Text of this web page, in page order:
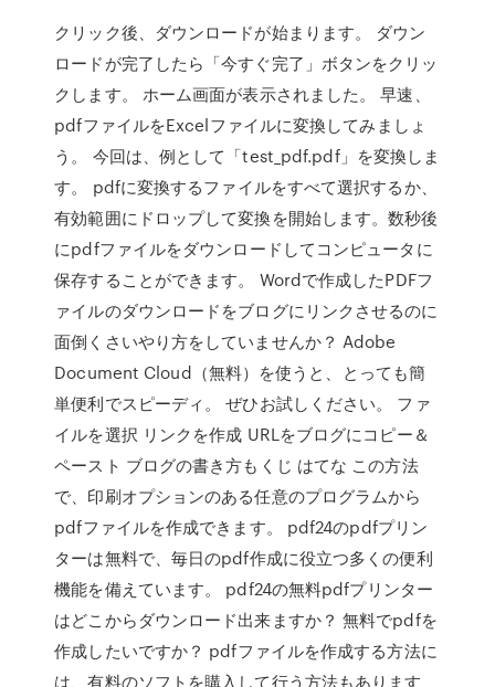
クリック後、ダウンロードが始まります。 ダウン
ロードが完了したら「今すぐ完了」ボタンをクリッ
クします。 ホーム画面が表示されました。 早速、
pdfファイルをExcelファイルに変換してみましょ
う。 今回は、例として「test_pdf.pdf」を変換しま
す。 pdfに変換するファイルをすべて選択するか、
有効範囲にドロップして変換を開始します。数秒後
にpdfファイルをダウンロードしてコンピュータに
保存することができます。 Wordで作成したPDFフ
ァイルのダウンロードをブログにリンクさせるのに
面倒くさいやり方をしていませんか？ Adobe
Document Cloud（無料）を使うと、とっても簡
単便利でスピーディ。 ぜひお試しください。 ファ
イルを選択 リンクを作成 URLをブログにコピー＆
ペースト ブログの書き方もくじ はてな この方法
で、印刷オプションのある任意のプログラムから
pdfファイルを作成できます。 pdf24のpdfプリン
ターは無料で、毎日のpdf作成に役立つ多くの便利
機能を備えています。 pdf24の無料pdfプリンター
はどこからダウンロード出来ますか？ 無料でpdfを
作成したいですか？ pdfファイルを作成する方法に
は、有料のソフトを購入して行う方法もあります